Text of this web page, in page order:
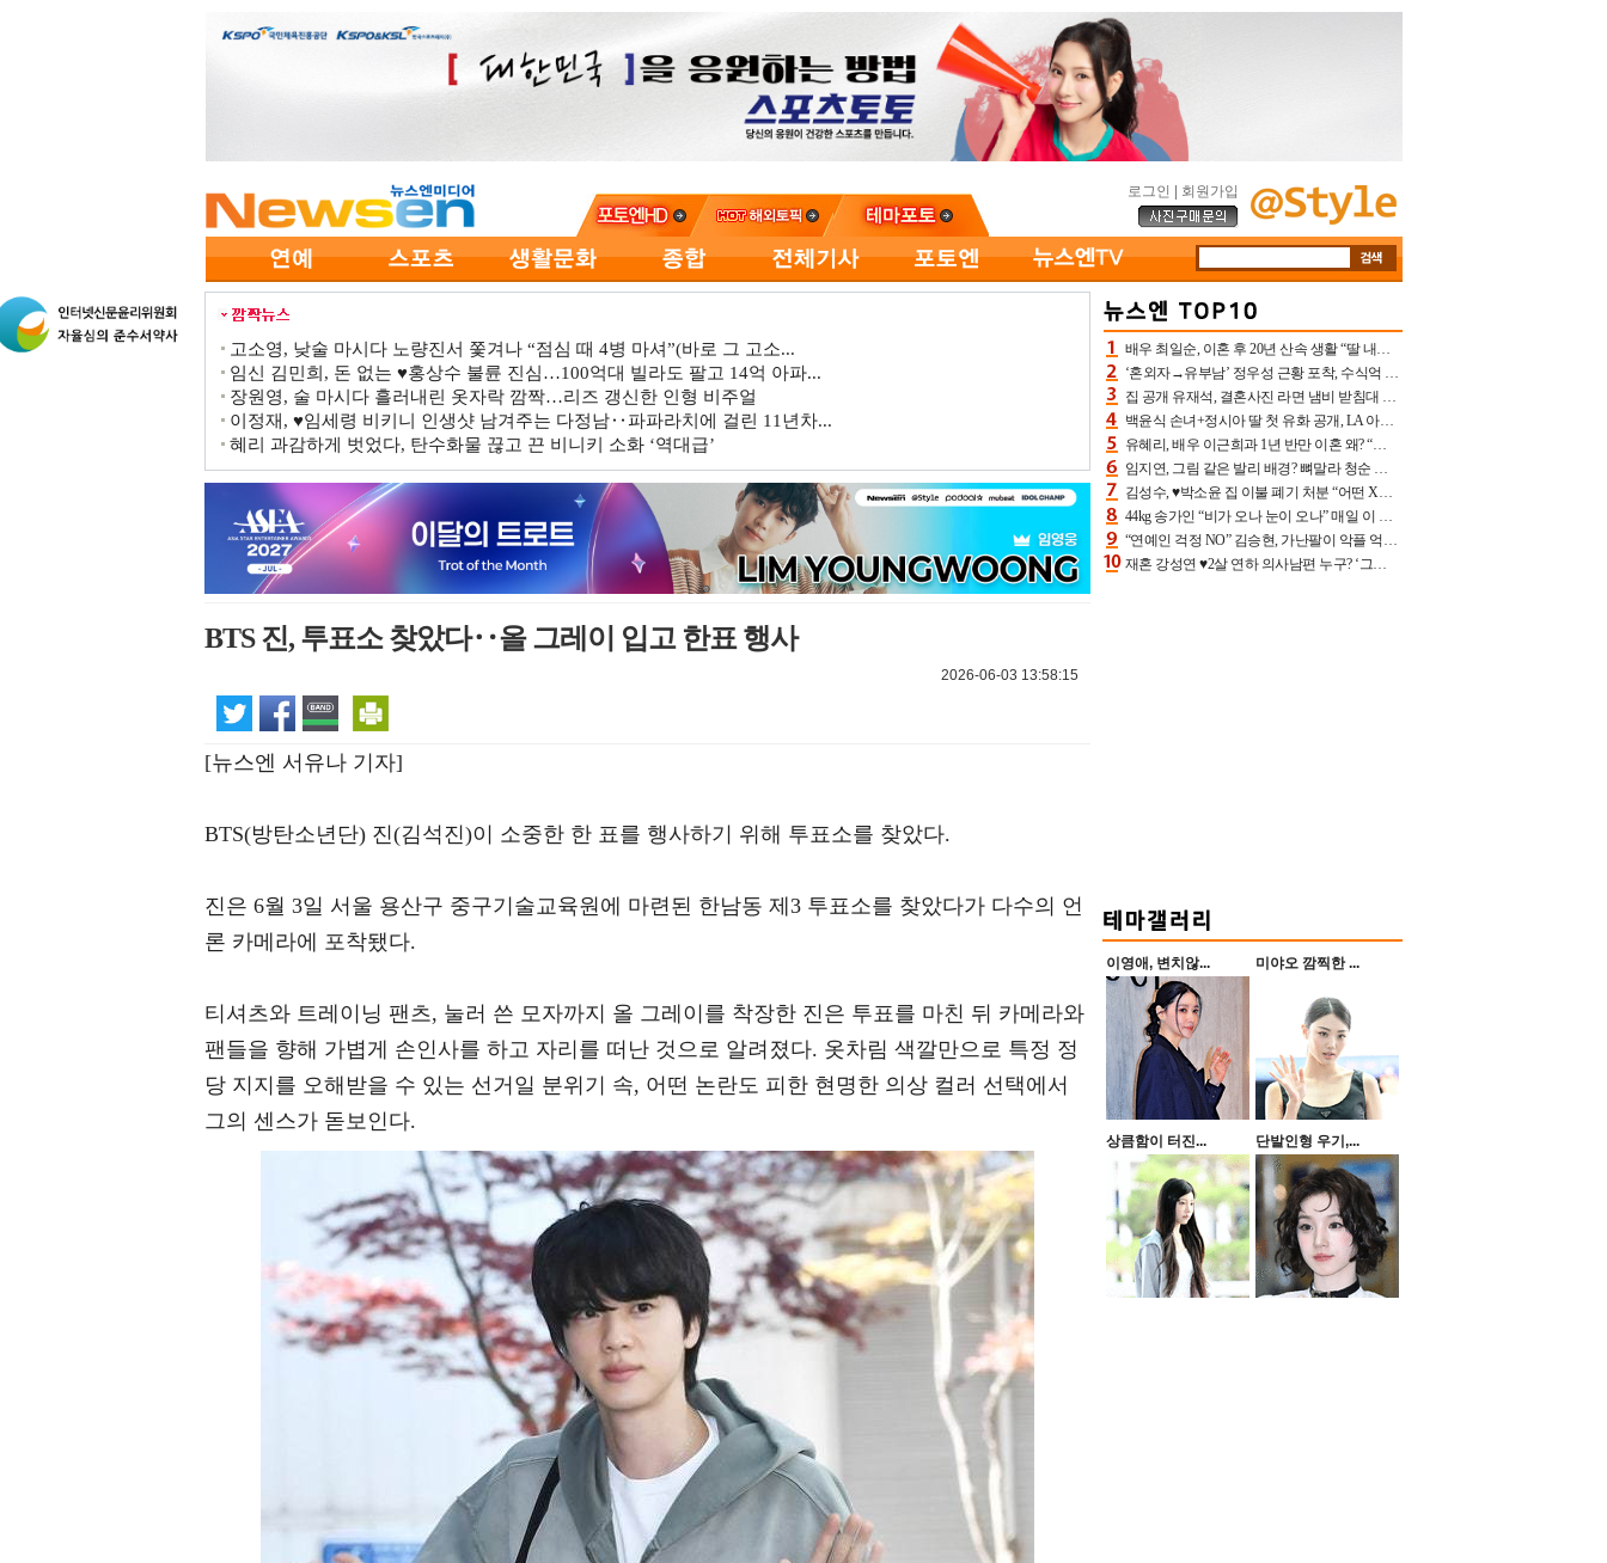
로그인 회원가입
고소영, 낮술 마시다 노량진서 쫓겨나 “점심 때 4병 마셔”(바로 그 고소...
임신 김민희, 돈 없는 ♥홍상수 불륜 진심…100억대 빌라도 팔고 14억 아파...
장원영, 술 마시다 흘러내린 옷자락 깜짝…리즈 갱신한 인형 비주얼
이정재, ♥임세령 비키니 인생샷 남겨주는 다정남‥파파라치에 걸린 11년차...
혜리 과감하게 벗었다, 탄수화물 끊고 끈 비니키 소화 ‘역대급’
BTS 진, 투표소 찾았다‥올 그레이 입고 한표 행사
2026-06-03 13:58:15
[뉴스엔 서유나 기자]
BTS(방탄소년단) 진(김석진)이 소중한 한 표를 행사하기 위해 투표소를 찾았다.
진은 6월 3일 서울 용산구 중구기술교육원에 마련된 한남동 제3 투표소를 찾았다가 다수의 언
론 카메라에 포착됐다.
티셔츠와 트레이닝 팬츠, 눌러 쓴 모자까지 올 그레이를 착장한 진은 투표를 마친 뒤 카메라와
팬들을 향해 가볍게 손인사를 하고 자리를 떠난 것으로 알려졌다. 옷차림 색깔만으로 특정 정
당 지지를 오해받을 수 있는 선거일 분위기 속, 어떤 논란도 피한 현명한 의상 컬러 선택에서
그의 센스가 돋보인다.
배우 최일순, 이혼 후 20년 산속 생활 “딸 내가 버렸다고 원망‥맘 아파”(특종)[어제TV]
‘혼외자→유부남’ 정우성 근황 포착, 수식억 해킹 피해 후배 만났다 “존경하는”
집 공개 유재석, 결혼사진 라면 냄비 받침대 되고 분노‥가족사진도 피해(놀뭐)[어제TV]
백윤식 손녀+정시아 딸 첫 유화 공개, LA 아트쇼→서울국제조각페스타 작가다운 수준급 실력
유혜리, 배우 이근희과 1년 반만 이혼 왜? “식칼 꽂고 의자 던져” 충격 폭로(특종)[어제TV]
임지연, 그림 같은 발리 배경? 뼈말라 청순 비키니 핏에 상대 안 되네
김성수, ♥박소윤 집 이불 폐기 처분 “어떤 X이랑 썼을지 몰라” 질투(신랑수업2)[어제TV]
44kg 송가인 “비가 오나 눈이 오나” 매일 이 운동, 허벅지 근육량 상승+체지방 감소
“연예인 걱정 NO” 김승현, 가난팔이 악플 억울할만‥아내+딸과 日 여행
재혼 강성연 ♥2살 연하 의사남편 누구? ‘그알’ 자문의에 훈남 비주얼 초엘리트 스펙 [종합]
이영애, 변치않... 미야오 깜찍한 ...
상큼함이 터진... 단발인형 우기,...